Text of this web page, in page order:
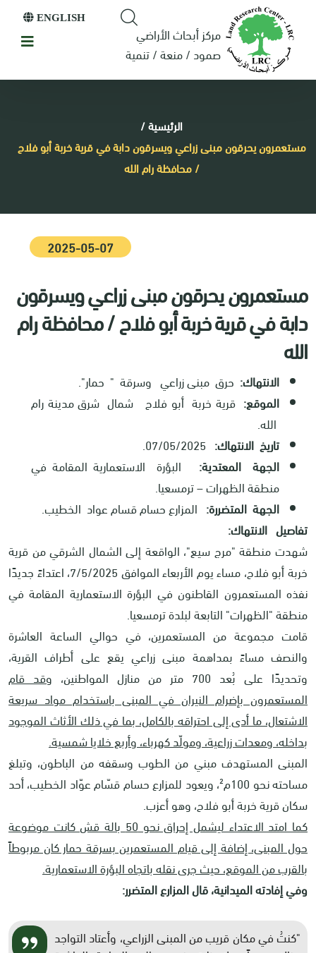
مركز أبحاث الأراضي
صمود / منعة / تنمية
ENGLISH
الرئيسية/
مستعمرون يحرقون مبنى زراعي ويسرقون دابة في قرية خربة أبو فلاح
/ محافظة رام الله
2025-05-07
مستعمرون يحرقون مبنى زراعي ويسرقون
دابة في قرية خربة أبو فلاح / محافظة رام
الله
الانتهاك: حرق مبنى زراعي وسرقة " حمار".
الموقع:قرية خربة أبو فلاح شمال شرق مدينة رام
الله.
تاريخ الانتهاك: 07/05/2025.
الجهة المعتدية: البؤرة الاستعمارية المقامة في
منطقة الظهرات – ترمسعيا.
الجهة المتضررة: المزارع حسام قسام عواد الخطيب.
تفاصيل الانتهاك:
شهدت منطقة "مرج سيع"، الواقعة إلى الشمال الشرقي من قرية
خربة أبو فلاح، مساء يوم الأربعاء الموافق 7/5/2025، اعتداءً جديدًا
نفذه المستعمرون القاطنون في البؤرة الاستعمارية المقامة في
منطقة "الظهرات" التابعة لبلدة ترمسعيا.
قامت مجموعة من المستعمرين، في حوالي الساعة العاشرة
والنصف مساءً بمداهمة مبنى زراعي يقع على أطراف القرية،
وتحديدًا على بُعد 700 متر من منازل المواطنين،
وقد قام
المستعمرون بإضرام النيران في المبنى باستخدام مواد سريعة
الاشتعال، ما أدى إلى احتراقه بالكامل، بما في ذلك الأثاث الموجود
بداخله، ومعدات زراعية، ومولّد كهرباء، وأربع خلايا شمسية.
المبنى المستهدف مبني من الطوب وسقفه من الباطون، وتبلغ
مساحته نحو 100م²، ويعود للمزارع حسام قسّام عوّاد الخطيب، أحد
سكان قرية خربة أبو فلاح، وهو أعزب.
كما امتد الاعتداء ليشمل إحراق نحو 50 بالة قش كانت موضوعة
حول المبنى، إضافة إلى قيام المستعمرين بسرقة حمار كان مربوطاً
بالقرب من الموقع، حيث جرى نقله باتجاه البؤرة الاستعمارية.
وفي إفادته الميدانية، قال المزارع المتضرر:
"كنتُ في مكان قريب من المبنى الزراعي، وأعتاد التواجد